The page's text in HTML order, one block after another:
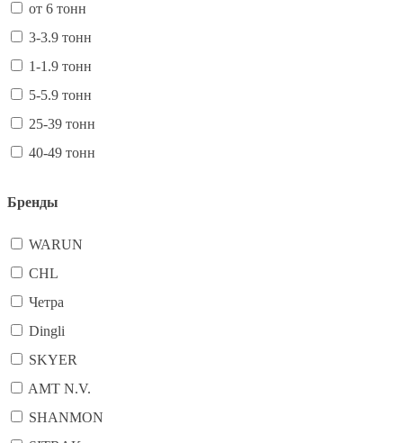
от 6 тонн
3-3.9 тонн
1-1.9 тонн
5-5.9 тонн
25-39 тонн
40-49 тонн
Бренды
WARUN
CHL
Четра
Dingli
SKYER
AMT N.V.
SHANMON